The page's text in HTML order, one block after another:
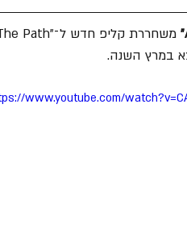
www.youtube.com/